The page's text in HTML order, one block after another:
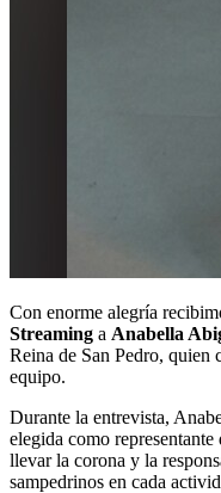
Con enorme alegría
Streaming a Anabella
Reina de San Pedro, quien
equipo.
Durante la entrevista,
elegida como
llevar la corona y la
sampedrinos en cada